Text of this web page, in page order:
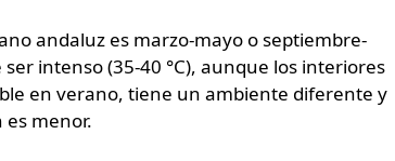
andaluz es marzo-mayo o septiembre-
intenso (35-40 °C), aunque los interiores
en verano, tiene un ambiente diferente y
menor.